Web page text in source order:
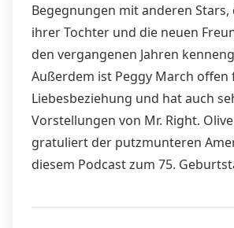
Begegnungen mit anderen Stars,
ihrer Tochter und die neuen
den vergangenen Jahren
Außerdem ist Peggy March offen
Liebesbeziehung und hat auch
Vorstellungen von Mr. Right.
gratuliert der putzmunteren
diesem Podcast zum 75.